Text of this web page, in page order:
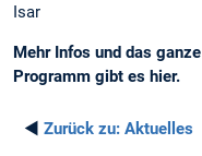
Isar
Mehr Infos und das ganze
Programm gibt es hier.
◄ Zurück zu: Aktuelles